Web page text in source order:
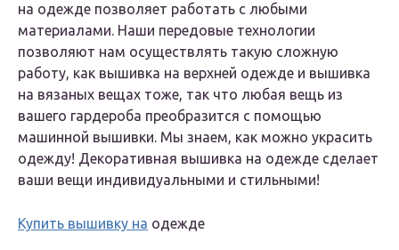
на одежде позволяет работать с любыми
материалами. Наши передовые технологии
позволяют нам осуществлять такую сложную
работу, как вышивка на верхней одежде и вышивка
на вязаных вещах тоже, так что любая вещь из
вашего гардероба преобразится с помощью
машинной вышивки. Мы знаем, как можно украсить
одежду! Декоративная вышивка на одежде сделает
ваши вещи индивидуальными и стильными!
Купить вышивку на одежде